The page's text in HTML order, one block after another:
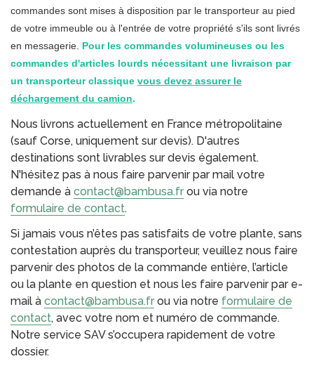
commandes sont mises à disposition par le transporteur au pied
de votre immeuble ou à l'entrée de votre propriété s'ils sont livrés
en messagerie. Pour les commandes volumineuses ou les
commandes d'articles lourds nécessitant une livraison par
un transporteur classique vous devez assurer le
déchargement du camion.
Nous livrons actuellement en France métropolitaine
(sauf Corse, uniquement sur devis). D'autres
destinations sont livrables sur devis également.
N'hésitez pas à nous faire parvenir par mail votre
demande à contact@bambusa.fr ou via notre
formulaire de contact.
Si jamais vous n’êtes pas satisfaits de votre plante, sans
contestation auprès du transporteur, veuillez nous faire
parvenir des photos de la commande entière, l’article
ou la plante en question et nous les faire parvenir par e-
mail à contact@bambusa.fr ou via notre formulaire de
contact, avec votre nom et numéro de commande.
Notre service SAV s’occupera rapidement de votre
dossier.